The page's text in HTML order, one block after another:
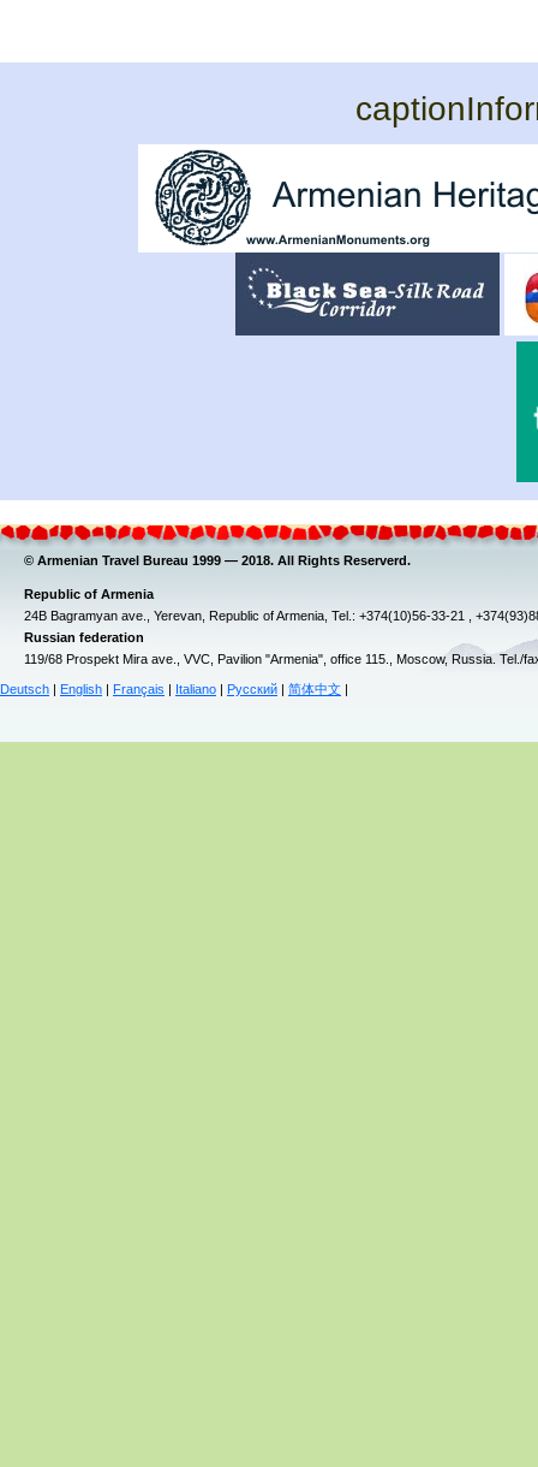
© Armenian Travel Bureau 1999 — 2018. All Rights Reserverd.
Republic of Armenia
24B Bagramyan ave., Yerevan, Republic of Armenia, Tel.: +374(10)56-33-21 ,
Russian federation
119/68 Prospekt Mira ave., VVC, Pavilion "Armenia", office 115., Moscow, Russia. Tel./
Deutsch English Français Italiano Русский 简体中文